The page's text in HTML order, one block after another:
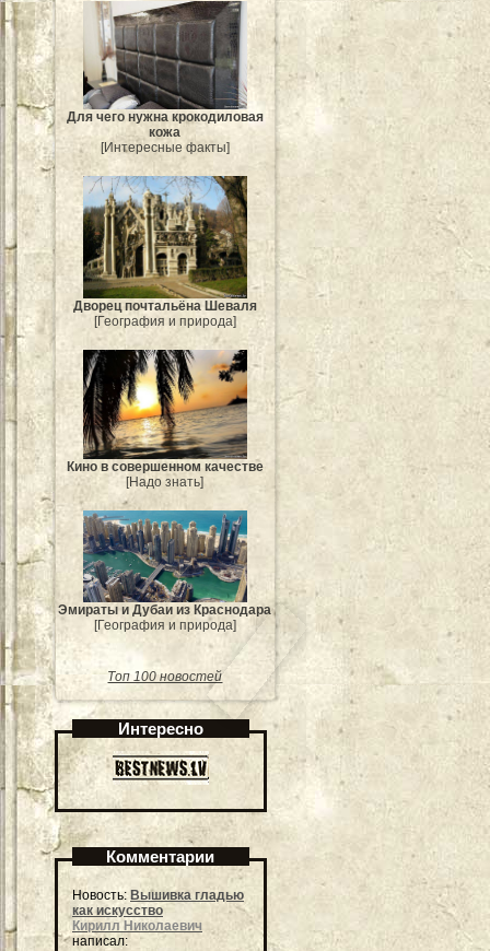
Для чего нужна крокодиловая
кожа
[Интересные факты]
Дворец почтальёна Шеваля
[География и природа]
Кино в совершенном качестве
[Надо знать]
Эмираты и Дубаи из Краснодара
[География и природа]
Топ 100 новостей
Интересно
Комментарии
Новость: Вышивка гладью
как искусство
Кирилл Николаевич
написал: